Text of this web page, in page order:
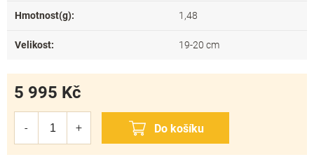
5 995 Kč
Hmotnost(g): 1,48
Velikost: 19-20 cm